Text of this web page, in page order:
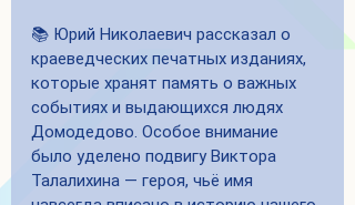
📚 Юрий Николаевич рассказал о
краеведческих печатных изданиях,
которые хранят память о важных
событиях и выдающихся людях
Домодедово. Особое внимание
было уделено подвигу Виктора
Талалихина — героя, чьё имя